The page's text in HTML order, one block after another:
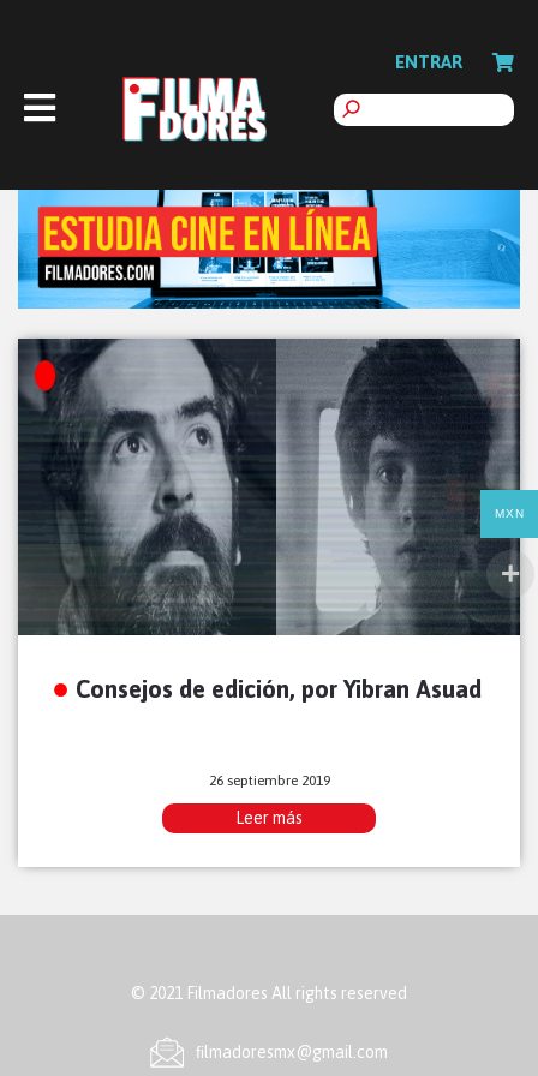
ENTRAR
Consejos de edición, por Yibran Asuad
26 septiembre 2019
Leer más
© 2021 Filmadores All rights reserved
ﬁlmadoresmx@gmail.com
MXN